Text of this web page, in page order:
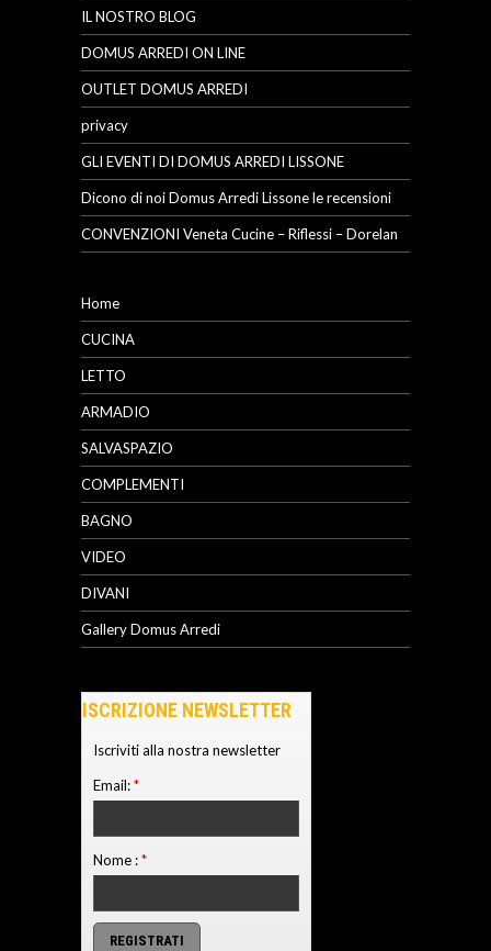
IL NOSTRO BLOG
DOMUS ARREDI ON LINE
OUTLET DOMUS ARREDI
privacy
GLI EVENTI DI DOMUS ARREDI LISSONE
Dicono di noi Domus Arredi Lissone le recensioni
CONVENZIONI Veneta Cucine – Riflessi – Dorelan
Home
CUCINA
LETTO
ARMADIO
SALVASPAZIO
COMPLEMENTI
BAGNO
VIDEO
DIVANI
Gallery Domus Arredi
ISCRIZIONE NEWSLETTER
Iscriviti alla nostra newsletter
Email:*
Nome :*